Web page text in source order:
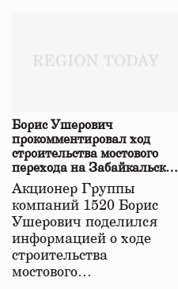
Борис Ушерович
прокомментировал ход
строительства мостового
перехода на Забайкальской
железной дороге
Акционер Группы
компаний 1520 Борис
Ушерович поделился
информацией о ходе
строительства
мостового…